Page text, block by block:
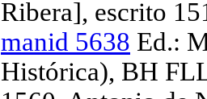
Ribera], escrito
manid 5638 Ed.:
Histórica), BH